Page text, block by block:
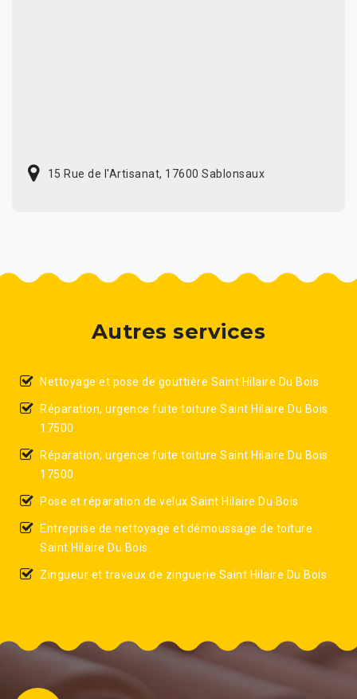
15 Rue de l'Artisanat, 17600 Sablonsaux
Autres services
Nettoyage et pose de gouttière Saint Hilaire Du Bois
Réparation, urgence fuite toiture Saint Hilaire Du Bois
17500
Réparation, urgence fuite toiture Saint Hilaire Du Bois
17500
Pose et réparation de velux Saint Hilaire Du Bois
Entreprise de nettoyage et démoussage de toiture
Saint Hilaire Du Bois
Zingueur et travaux de zinguerie Saint Hilaire Du Bois